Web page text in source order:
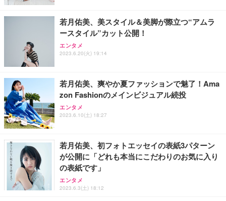
務用 おしゃれ パソコンチェア (ホワイト)
ANDWINT オフィスチェア デスクチェア 肘なし メ
ッシュ 通気性 ランバーサポート付き 腰サポート ガ
ス圧無段階昇降 360度回転 キャスター付き コンパク
【MiniLED/24.5inch/280Hz/FHD】GRAPHT THE S
HOOTER Gaming Monitor 24” Essential ゲーミン
グモニター QD 24.5インチ 1ms FHD 量子ドット 残
アイリスオーヤマ ペットシーツ 超厚型 お徳用 レギ
ュラー 200枚入【Amazon.co.jp限定】
若月佑美、美スタイル＆美脚が際立つ“アムラ
ースタイル”カット公開！
エンタメ
2023.6.20(火) 19:14
若月佑美、爽やか夏ファッションで魅了！Ama
zon Fashionのメインビジュアル続投
エンタメ
2023.6.10(土) 18:27
若月佑美、初フォトエッセイの表紙3パターン
が公開に「どれも本当にこだわりのお気に入り
の表紙です」
エンタメ
2023.6.3(土) 18:12